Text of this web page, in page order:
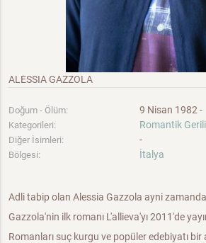
ALESSIA GAZZOLA
Doğum - Ölüm: 9 Nisan 1982 -
Kategorileri: Romantik
Diğer İsimleri: -
Bölgesi: İtalya
Adli tabip olan Alessia Gazzola ayni zamanda
Gazzola'nin ilk romanı L'allieva'yı 2011'de
Romanları suç kurgu ve popüler edebiyatı